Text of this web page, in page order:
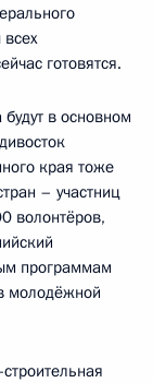
всех
готовятся.
в основном
края тоже
– участниц
волонтёров,
программам
молодёжной